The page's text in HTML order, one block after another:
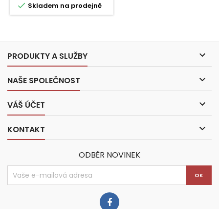
 Skladem na prodejně
PRODUKTY A SLUŽBY 
NAŠE SPOLEČNOST 
VÁŠ ÚČET 
KONTAKT 
ODBĚR NOVINEK